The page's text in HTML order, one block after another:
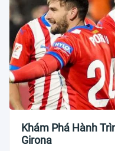
Khám Phá Hành
Girona